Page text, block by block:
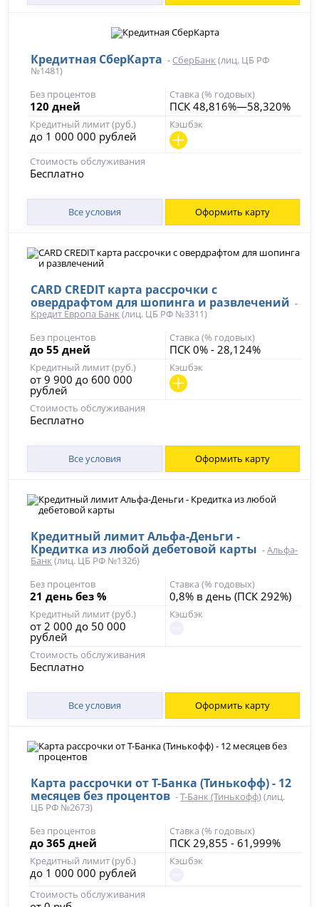
Кредитная СберКарта - СберБанк (лиц. ЦБ РФ
№1481)
Без процентов
120 дней
Ставка (% годовых)
ПСК 48,816%—58,320%
Кредитный лимит (руб.)
до 1 000 000 рублей
Кэшбэк
Стоимость обслуживания
Бесплатно
Все условия Оформить карту
CARD CREDIT карта рассрочки с
овердрафтом для шопинга и развлечений -
Кредит Европа Банк (лиц. ЦБ РФ №3311)
Без процентов
до 55 дней
Ставка (% годовых)
ПСК 0% - 28,124%
Кредитный лимит (руб.)
от 9 900 до 600 000
рублей
Кэшбэк
Стоимость обслуживания
Бесплатно
Все условия Оформить карту
Кредитный лимит Альфа-Деньги -
Кредитка из любой дебетовой карты -Альфа-
Банк (лиц. ЦБ РФ №1326)
Без процентов
21 день без %
Ставка (% годовых)
0,8% в день (ПСК 292%)
Кредитный лимит (руб.)
от 2 000 до 50 000
рублей
Кэшбэк
Стоимость обслуживания
Бесплатно
Все условия Оформить карту
Карта рассрочки от Т-Банка (Тинькофф) - 12
месяцев без процентов -Т-Банк (Тинькофф)(лиц.
ЦБ РФ №2673)
Без процентов
до 365 дней
Ставка (% годовых)
ПСК 29,855 - 61,999%
Кредитный лимит (руб.)
до 1 000 000 рублей
Кэшбэк
Стоимость обслуживания